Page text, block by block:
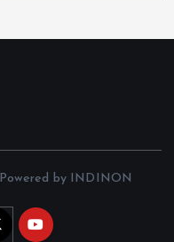
by INDINON